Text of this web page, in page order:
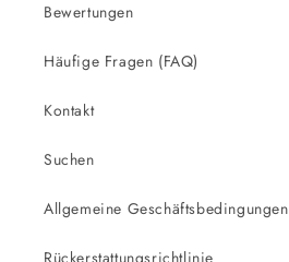
Bewertungen
Häufige Fragen (FAQ)
Kontakt
Suchen
Allgemeine Geschäftsbedingungen
Rückerstattungsrichtlinie